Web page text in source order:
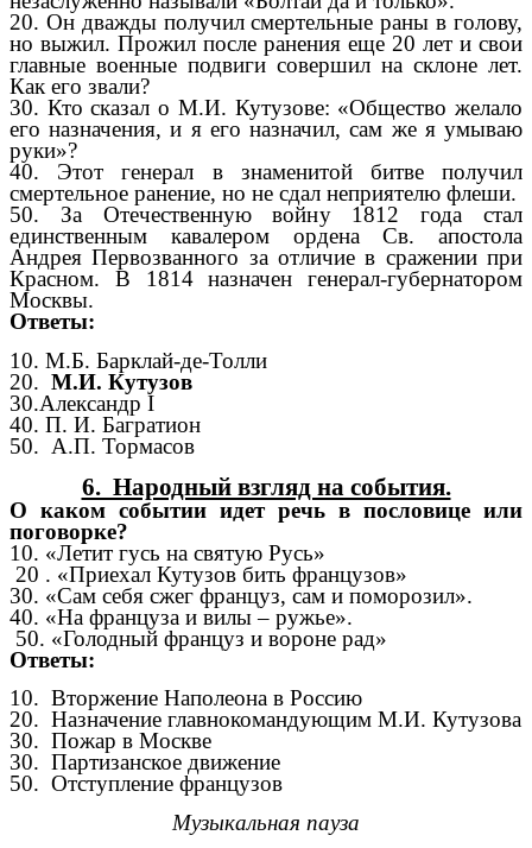
20. Он дважды получил смертельные раны в голову,
но выжил. Прожил после ранения еще 20 лет и свои
главные военные подвиги совершил на склоне лет.
Как его звали?
30. Кто сказал о М.И. Кутузове: «Общество желало
его назначения, и я его назначил, сам же я умываю
руки»?
40. Этот генерал в знаменитой битве получил
смертельное ранение, но не сдал неприятелю флеши.
50. За Отечественную войну 1812 года стал
единственным кавалером ордена Св. апостола
Андрея Первозванного за отличие в сражении при
Красном. В 1814 назначен генерал-губернатором
Москвы.
Ответы:
10. М.Б. Барклай-де-Толли
20. М.И. Кутузов
30.Александр I
40. П. И. Багратион
50. А.П. Тормасов
6. Народный взгляд на события.
О каком событии идет речь в пословице или
поговорке?
10. «Летит гусь на святую Русь»
20 . «Приехал Кутузов бить французов»
30. «Сам себя сжег француз, сам и поморозил».
40. «На француза и вилы – ружье».
50. «Голодный француз и вороне рад»
Ответы:
10. Вторжение Наполеона в Россию
20. Назначение главнокомандующим М.И. Кутузова
30. Пожар в Москве
30. Партизанское движение
50. Отступление французов
Музыкальная пауза